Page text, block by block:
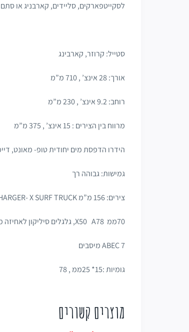
לסקייטפארקים, סליידים, קארבניג או
סטייל: קרוזר, קארבינג
אורך: 28 אינצ’ , 710 מ”מ
רוחב: 9.2 אינצ’ , 230 מ”מ
מרווח בין הצירים : 15 אינצ’ , 375 מ”מ
הידרו הדפסת מים יחודית טופ- מאונט,
גמישות: גבוהה רך
צירים: 156 מ”מ CHARGER- X SURF TRUCK
70ממ X50 A78, גלגלים סיליקון לאחיזה מרבית
ABEC 7 מיסבים
גומיות :15* 25ממ , 78
מוצרים קשורים